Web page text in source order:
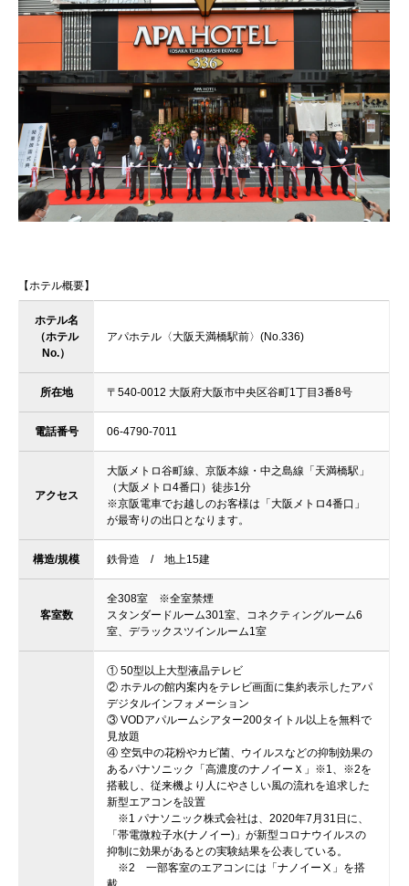
【ホテル概要】
ホテル名
（ホテル
No.）
アパホテル〈大阪天満橋駅前〉(No.336)
所在地 〒540-0012 大阪府大阪市中央区谷町1丁目3番8号
電話番号 06-4790-7011
アクセス
大阪メトロ谷町線、京阪本線・中之島線「天満橋駅」
（大阪メトロ4番口）徒歩1分
※京阪電車でお越しのお客様は「大阪メトロ4番口」
が最寄りの出口となります。
構造/規模 鉄骨造 / 地上15建
客室数
全308室 ※全室禁煙
スタンダードルーム301室、コネクティングルーム6
室、デラックスツインルーム1室
① 50型以上大型液晶テレビ
② ホテルの館内案内をテレビ画面に集約表示したアパ
デジタルインフォメーション
③ VODアパルームシアター200タイトル以上を無料で
見放題
④ 空気中の花粉やカビ菌、ウイルスなどの抑制効果の
あるパナソニック「高濃度のナノイーＸ」※1、※2を
搭載し、従来機より人にやさしい風の流れを追求した
新型エアコンを設置
※1 パナソニック株式会社は、2020年7月31日に、
「帯電微粒子水(ナノイー)」が新型コロナウイルスの
抑制に効果があるとの実験結果を公表している。
※2 一部客室のエアコンには「ナノイーⅩ」を搭